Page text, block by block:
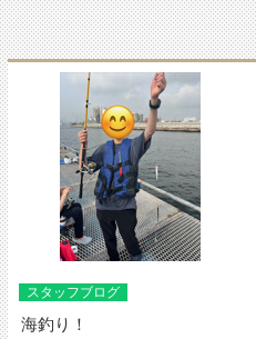
スタッフブログ
海釣り！